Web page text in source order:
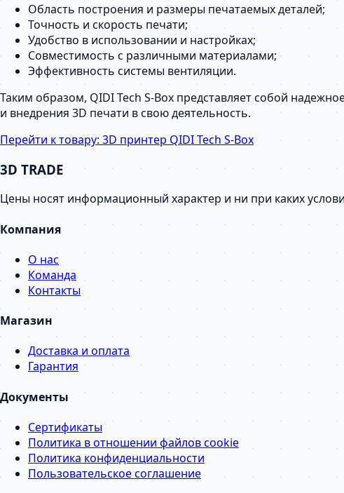
Область построения и размеры печатаемых деталей;
Точность и скорость печати;
Удобство в использовании и настройках;
Совместимость с различными материалами;
Эффективность системы вентиляции.
Таким образом, QIDI Tech S-Box представляет собой
и внедрения 3D печати в свою деятельность.
Перейти к товару: 3D принтер QIDI Tech S-Box
3D TRADE
Цены носят информационный характер и ни при каких
Компания
О нас
Команда
Контакты
Магазин
Доставка и оплата
Гарантия
Документы
Сертификаты
Политика в отношении файлов cookie
Политика конфиденциальности
Пользовательское соглашение